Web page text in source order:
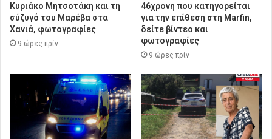
Κυριάκο Μητσοτάκη και τη
σύζυγό του Μαρέβα στα
Χανιά, φωτογραφίες
9 ώρες πρίν
46χρονη που κατηγορείται
για την επίθεση στη Marfin,
δείτε βίντεο και
φωτογραφίες
9 ώρες πρίν